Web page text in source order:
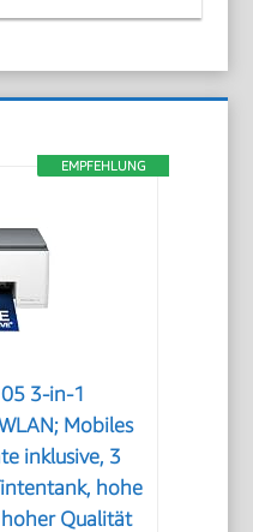
EMPFEHLUNG
3-in-1
Mobiles
inklusive, 3
hohe
Qualität